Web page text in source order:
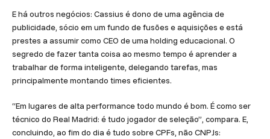
E há outros negócios: Cassius é dono de uma agência de
publicidade, sócio em um fundo de fusões e aquisições e está
prestes a assumir como CEO de uma holding educacional. O
segredo de fazer tanta coisa ao mesmo tempo é aprender a
trabalhar de forma inteligente, delegando tarefas, mas
principalmente montando times eficientes.
“Em lugares de alta performance todo mundo é bom. É como ser
técnico do Real Madrid: é tudo jogador de seleção”, compara. E,
concluindo, ao fim do dia é tudo sobre CPFs, não CNPJs: